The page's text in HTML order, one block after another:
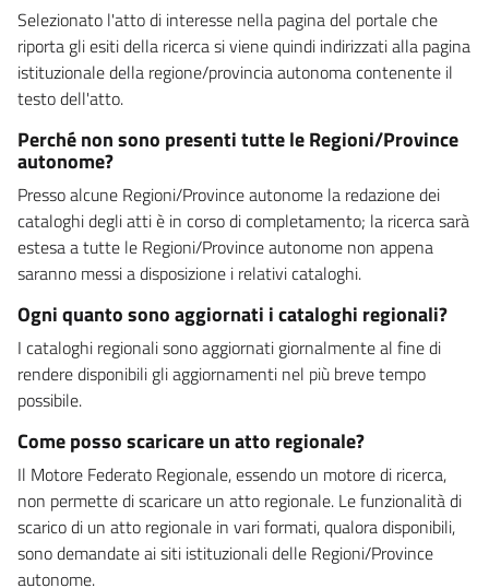
Selezionato l'atto di interesse nella pagina del portale che
riporta gli esiti della ricerca si viene quindi indirizzati alla pagina
istituzionale della regione/provincia autonoma contenente il
testo dell'atto.
Perché non sono presenti tutte le Regioni/Province
autonome?
Presso alcune Regioni/Province autonome la redazione dei
cataloghi degli atti è in corso di completamento; la ricerca sarà
estesa a tutte le Regioni/Province autonome non appena
saranno messi a disposizione i relativi cataloghi.
Ogni quanto sono aggiornati i cataloghi regionali?
I cataloghi regionali sono aggiornati giornalmente al fine di
rendere disponibili gli aggiornamenti nel più breve tempo
possibile.
Come posso scaricare un atto regionale?
Il Motore Federato Regionale, essendo un motore di ricerca,
non permette di scaricare un atto regionale. Le funzionalità di
scarico di un atto regionale in vari formati, qualora disponibili,
sono demandate ai siti istituzionali delle Regioni/Province
autonome.